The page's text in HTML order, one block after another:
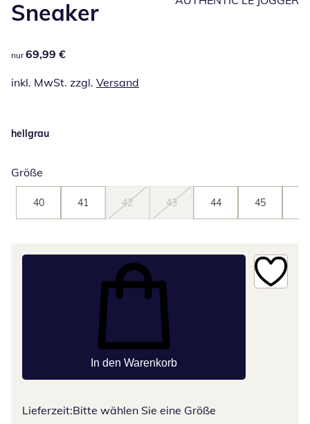
Sneaker
69,99 €
nur 69,99 €
inkl. MwSt. zzgl. Versand
hellgrau
Größe
40 41 42 43 44 45
In den Warenkorb
Lieferzeit:Bitte wählen Sie eine Größe